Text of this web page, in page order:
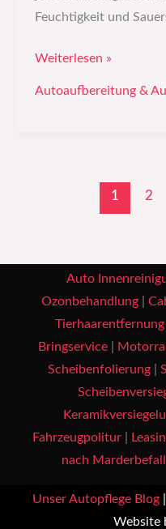
Feuchtigkeit und
Weiterlesen »
Autoaufbereitung &
1 2
Auto
Ozonbehandlung|
Tierhaarentfernung
Bringservice|
Scheibenfolierung|
Fahrzeugpolitur|
nach Marderbefall
Unser Autopflege Blog|
Website